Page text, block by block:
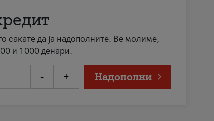
сакате да ја надополните. Ве молиме,
и 1000 денари.
- + Надополни